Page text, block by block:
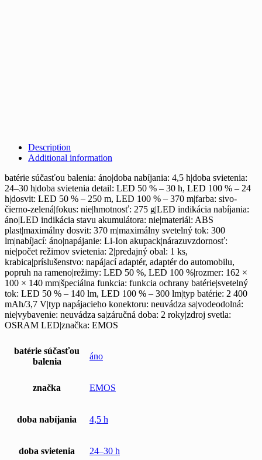
Description
Additional information
batérie súčasťou balenia: áno|doba nabíjania: 4,5 h|doba svietenia:
24–30 h|doba svietenia detail: LED 50 % – 30 h, LED 100 % – 24
h|dosvit: LED 50 % – 250 m, LED 100 % – 370 m|farba: sivo-
čierno-zelená|fokus: nie|hmotnosť: 275 g|LED indikácia nabíjania:
áno|LED indikácia stavu akumulátora: nie|materiál: ABS
plast|maximálny dosvit: 370 m|maximálny svetelný tok: 300
lm|nabíjací: áno|napájanie: Li-Ion akupack|nárazuvzdornosť:
nie|počet režimov svietenia: 2|predajný obal: 1 ks,
krabica|príslušenstvo: napájací adaptér, adaptér do automobilu,
popruh na rameno|režimy: LED 50 %, LED 100 %|rozmer: 162 ×
100 × 140 mm|špeciálna funkcia: funkcia ochrany batérie|svetelný
tok: LED 50 % – 140 lm, LED 100 % – 300 lm|typ batérie: 2 400
mAh/3,7 V|typ napájacieho konektoru: neuvádza sa|vodeodolná:
nie|vybavenie: neuvádza sa|záručná doba: 2 roky|zdroj svetla:
OSRAM LED|značka: EMOS
batérie súčasťou
balenia
áno
značka EMOS
doba nabíjania 4,5 h
doba svietenia 24–30 h